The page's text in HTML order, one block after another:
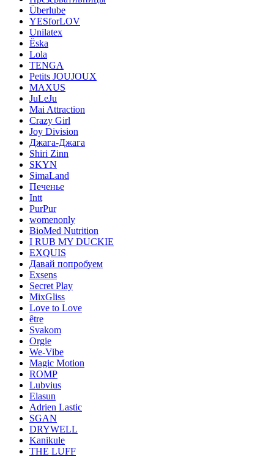
Überlube
YESforLOV
Unilatex
Ёska
Lola
TENGA
Petits JOUJOUX
MAXUS
JuLeJu
Mai Attraction
Crazy Girl
Joy Division
Джага-Джага
Shiri Zinn
SKYN
SimaLand
Печенье
Intt
PurPur
womenonly
BioMed Nutrition
I RUB MY DUCKIE
EXQUIS
Давай попробуем
Exsens
Secret Play
MixGliss
Love to Love
être
Svakom
Orgie
We-Vibe
Magic Motion
ROMP
Lubvius
Elasun
Adrien Lastic
SGAN
DRYWELL
Kanikule
THE LUFF